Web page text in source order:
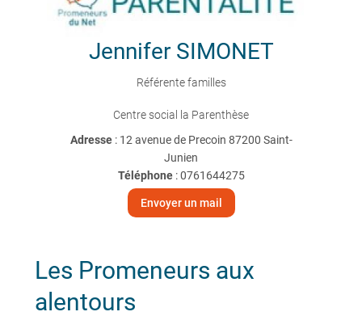
Jennifer SIMONET
Référente familles
Centre social la Parenthèse
Adresse : 12 avenue de Precoin 87200 Saint-
Junien
Téléphone:0761644275
Envoyer un mail
Les Promeneurs aux
alentours